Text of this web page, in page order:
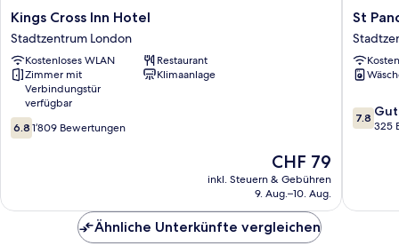
Kings
Cross
Inn
Hotel
Stadtzentrum
London
Kings Cross Inn Hotel
Stadtzentrum London
Kostenloses WLAN
Restaurant
Zimmer mit
Verbindungstür
verfügbar
Klimaanlage
6.8
von
6.8 1’809 Bewertungen
Der
Preis
beträgt
CHF 79
inkl. Steuern & Gebühren
9. Aug.–10. Aug.
St
Pancras
Inn
London
St
7.8
von
7.8 Gut
325
Ähnliche Unterkünfte vergleichen